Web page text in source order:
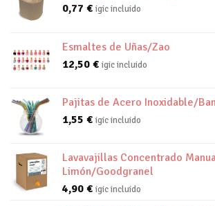
0,77 € igic incluido
Esmaltes de Uñas/Zao
12,50 € igic incluido
Pajitas de Acero Inoxidable/
1,55 € igic incluido
Lavavajillas Concentrado
Limón/Goodgranel
4,90 € igic incluido